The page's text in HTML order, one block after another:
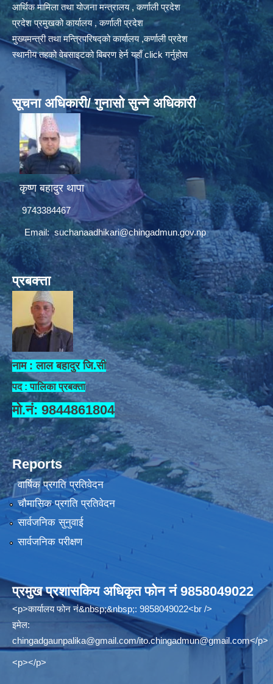
आर्थिक मामिला तथा योजना मन्त्रालय , कर्णाली प्रदेश
प्रदेश प्रमुखको कार्यालय , कर्णाली प्रदेश
मुख्यमन्त्री तथा मन्त्रिपरिषद्को कार्यालय ,कर्णाली प्रदेश
स्थानीय तहको वेबसाइटको बिबरण हेर्न यहाँ click गर्नुहोस
सूचना अधिकारी/ गुनासो सुन्ने अधिकारी
कृष्ण बहादुर थापा
9743384467
Email:suchanaadhikari@chingadmun.gov.np
प्रबक्त्ता
नाम : लाल बहादुर जि.सी
पद : पालिका प्रबक्ता
मो.नं: 9844861804
Reports
वार्षिक प्रगति प्रतिवेदन
चौमासिक प्रगति प्रतिवेदन
सार्वजनिक सुनुवाई
सार्वजनिक परीक्षण
प्रमुख प्रशासकिय अधिकृत फोन नं 9858049022
<p>कार्यालय फोन नं&nbsp;&nbsp;: 9858049022<br />
इमेल:
chingadgaunpalika@gmail.com/ito.chingadmun@gmail.com</p>
<p></p>